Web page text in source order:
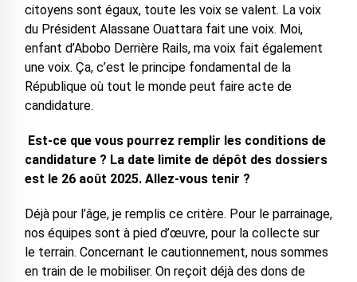
citoyens sont égaux, toute les voix se valent. La voix
du Président Alassane Ouattara fait une voix. Moi,
enfant d’Abobo Derrière Rails, ma voix fait également
une voix. Ça, c’est le principe fondamental de la
République où tout le monde peut faire acte de
candidature.
Est-ce que vous pourrez remplir les conditions de
candidature ? La date limite de dépôt des dossiers
est le 26 août 2025. Allez-vous tenir ?
Déjà pour l’âge, je remplis ce critère. Pour le parrainage,
nos équipes sont à pied d’œuvre, pour la collecte sur
le terrain. Concernant le cautionnement, nous sommes
en train de le mobiliser. On reçoit déjà des dons de